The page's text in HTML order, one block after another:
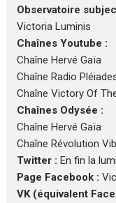
Observatoire
Victoria Luminis
Chaînes Youtube :
Chaîne Hervé Gaïa
Chaîne Radio
Chaîne Victory Of
Chaînes Odysée :
Chaîne Hervé Gaïa
Chaîne Révolution
Twitter : En fin la
Page Facebook :
VK (équivalent